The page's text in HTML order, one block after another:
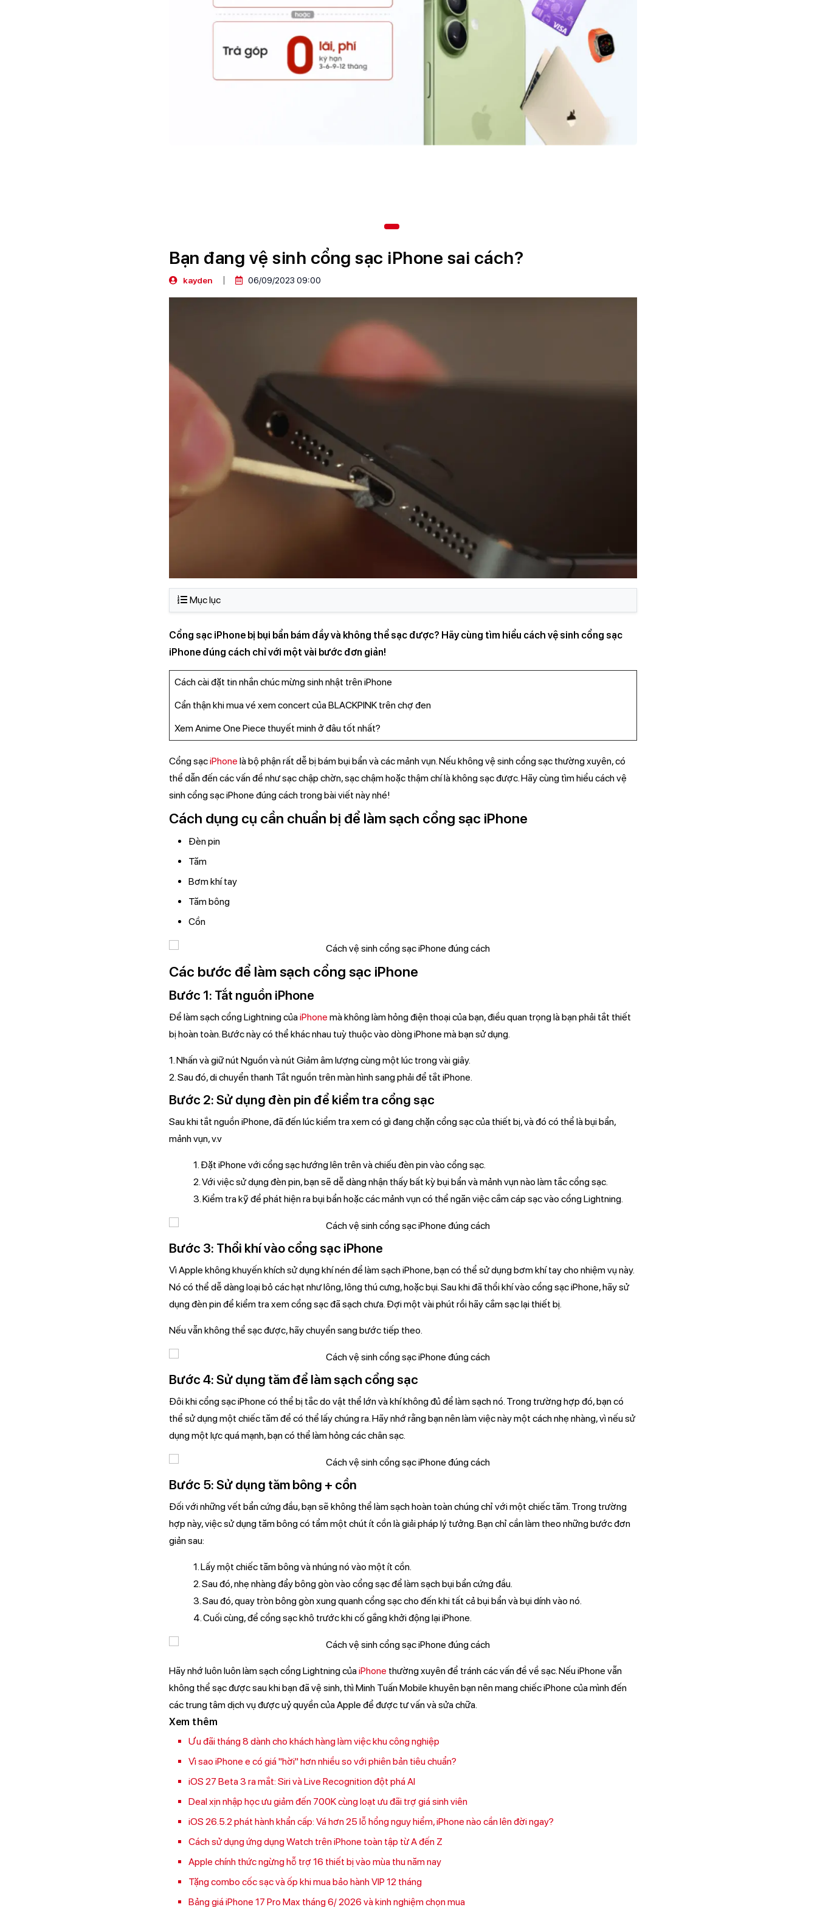
Bạn đang vệ sinh cổng sạc iPhone sai cách?
kayden 06/09/2023 09:00
Mục lục
Cổng sạc iPhone bị bụi bẩn bám đầy và không thể sạc được? Hãy cùng tìm hiểu cách vệ sinh cổng sạc
iPhone đúng cách chỉ với một vài bước đơn giản!
Cách cài đặt tin nhắn chúc mừng sinh nhật trên iPhone
Cẩn thận khi mua vé xem concert của BLACKPINK trên chợ đen
Xem Anime One Piece thuyết minh ở đâu tốt nhất?
Cổng sạciPhonelà bộ phận rất dễ bị bám bụi bẩn và các mảnh vụn. Nếu không vệ sinh cổng sạc thường xuyên, có
thể dẫn đến các vấn đề như sạc chập chờn, sạc chậm hoặc thậm chí là không sạc được. Hãy cùng tìm hiểu cách vệ
sinh cổng sạc iPhone đúng cách trong bài viết này nhé!
Cách dụng cụ cần chuẩn bị để làm sạch cổng sạc iPhone
Đèn pin
Tăm
Bơm khí tay
Tăm bông
Cồn
Các bước để làm sạch cổng sạc iPhone
Bước 1: Tắt nguồn iPhone
Để làm sạch cổng Lightning củaiPhone mà không làm hỏng điện thoại của bạn, điều quan trọng là bạn phải tắt thiết
bị hoàn toàn. Bước này có thể khác nhau tuỳ thuộc vào dòng iPhone mà bạn sử dụng.
1. Nhấn và giữ nút Nguồn và nút Giảm âm lượng cùng một lúc trong vài giây.
2. Sau đó, di chuyển thanh Tắt nguồn trên màn hình sang phải để tắt iPhone.
Bước 2: Sử dụng đèn pin để kiểm tra cổng sạc
Sau khi tắt nguồn iPhone, đã đến lúc kiểm tra xem có gì đang chặn cổng sạc của thiết bị, và đó có thể là bụi bẩn,
mảnh vụn, v.v
1. Đặt iPhone với cổng sạc hướng lên trên và chiếu đèn pin vào cổng sạc.
2. Với việc sử dụng đèn pin, bạn sẽ dễ dàng nhận thấy bất kỳ bụi bẩn và mảnh vụn nào làm tắc cổng sạc.
3. Kiểm tra kỹ để phát hiện ra bụi bẩn hoặc các mảnh vụn có thể ngăn việc cắm cáp sạc vào cổng Lightning.
Bước 3: Thổi khí vào cổng sạc iPhone
Vì Apple không khuyến khích sử dụng khí nén để làm sạch iPhone, bạn có thể sử dụng bơm khí tay cho nhiệm vụ này.
Nó có thể dễ dàng loại bỏ các hạt như lông, lông thú cưng, hoặc bụi. Sau khi đã thổi khí vào cổng sạc iPhone, hãy sử
dụng đèn pin để kiểm tra xem cổng sạc đã sạch chưa. Đợi một vài phút rồi hãy cắm sạc lại thiết bị.
Nếu vẫn không thể sạc được, hãy chuyển sang bước tiếp theo.
Bước 4: Sử dụng tăm để làm sạch cổng sạc
Đôi khi cổng sạc iPhone có thể bị tắc do vật thể lớn và khí không đủ để làm sạch nó. Trong trường hợp đó, bạn có
thể sử dụng một chiếc tăm để có thể lấy chúng ra. Hãy nhớ rằng bạn nên làm việc này một cách nhẹ nhàng, vì nếu sử
dụng một lực quá mạnh, bạn có thể làm hỏng các chân sạc.
Bước 5: Sử dụng tăm bông + cồn
Đối với những vết bẩn cứng đầu, bạn sẽ không thể làm sạch hoàn toàn chúng chỉ với một chiếc tăm. Trong trường
hợp này, việc sử dụng tăm bông có tẩm một chút ít cồn là giải pháp lý tưởng. Bạn chỉ cần làm theo những bước đơn
giản sau:
1. Lấy một chiếc tăm bông và nhúng nó vào một ít cồn.
2. Sau đó, nhẹ nhàng đẩy bông gòn vào cổng sạc để làm sạch bụi bẩn cứng đầu.
3. Sau đó, quay tròn bông gòn xung quanh cổng sạc cho đến khi tất cả bụi bẩn và bụi dính vào nó.
4. Cuối cùng, để cổng sạc khô trước khi cố gắng khởi động lại iPhone.
Hãy nhớ luôn luôn làm sạch cổng Lightning củaiPhone thường xuyên để tránh các vấn đề về sạc. Nếu iPhone vẫn
không thể sạc được sau khi bạn đã vệ sinh, thì Minh Tuấn Mobile khuyên bạn nên mang chiếc iPhone của mình đến
các trung tâm dịch vụ được uỷ quyền của Apple để được tư vấn và sửa chữa.
Xem thêm
Ưu đãi tháng 8 dành cho khách hàng làm việc khu công nghiệp
Vì sao iPhone e có giá "hời" hơn nhiều so với phiên bản tiêu chuẩn?
iOS 27 Beta 3 ra mắt: Siri và Live Recognition đột phá AI
Deal xịn nhập học ưu giảm đến 700K cùng loạt ưu đãi trợ giá sinh viên
iOS 26.5.2 phát hành khẩn cấp: Vá hơn 25 lỗ hổng nguy hiểm, iPhone nào cần lên đời ngay?
Cách sử dụng ứng dụng Watch trên iPhone toàn tập từ A đến Z
Apple chính thức ngừng hỗ trợ 16 thiết bị vào mùa thu năm nay
Tặng combo cốc sạc và ốp khi mua bảo hành VIP 12 tháng
Bảng giá iPhone 17 Pro Max tháng 6/ 2026 và kinh nghiệm chọn mua